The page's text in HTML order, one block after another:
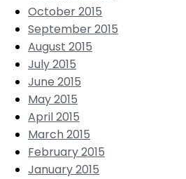
October 2015
September 2015
August 2015
July 2015
June 2015
May 2015
April 2015
March 2015
February 2015
January 2015